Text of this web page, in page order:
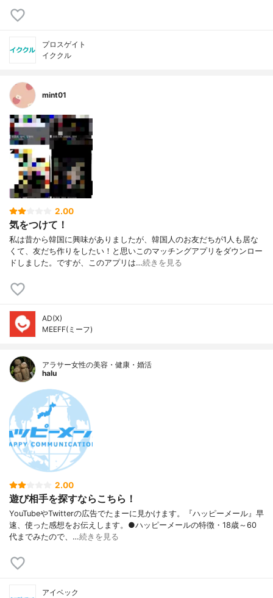
プロスゲイト
イククル
mint01
2.00
気をつけて！
私は昔から韓国に興味がありましたが、韓国人のお友だちが1人も居な
くて、友だち作りをしたい！と思いこのマッチングアプリをダウンロー
ドしました。ですが、このアプリは…続きを見る
AD(X)
MEEFF(ミーフ)
アラサー女性の美容・健康・婚活
halu
2.00
遊び相手を探すならこちら！
YouTubeやTwitterの広告でたまーに見かけます。『ハッピーメール』早
速、使った感想をお伝えします。●ハッピーメールの特徴・18歳～60
代までみたので、…続きを見る
アイベック